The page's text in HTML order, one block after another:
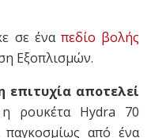
σε ένα πεδίο βολής
Εξοπλισμών.
επιτυχία αποτελεί
ρουκέτα Hydra 70
από ένα